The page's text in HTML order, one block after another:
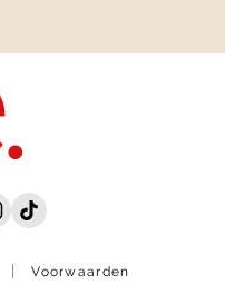
Voorwaarden